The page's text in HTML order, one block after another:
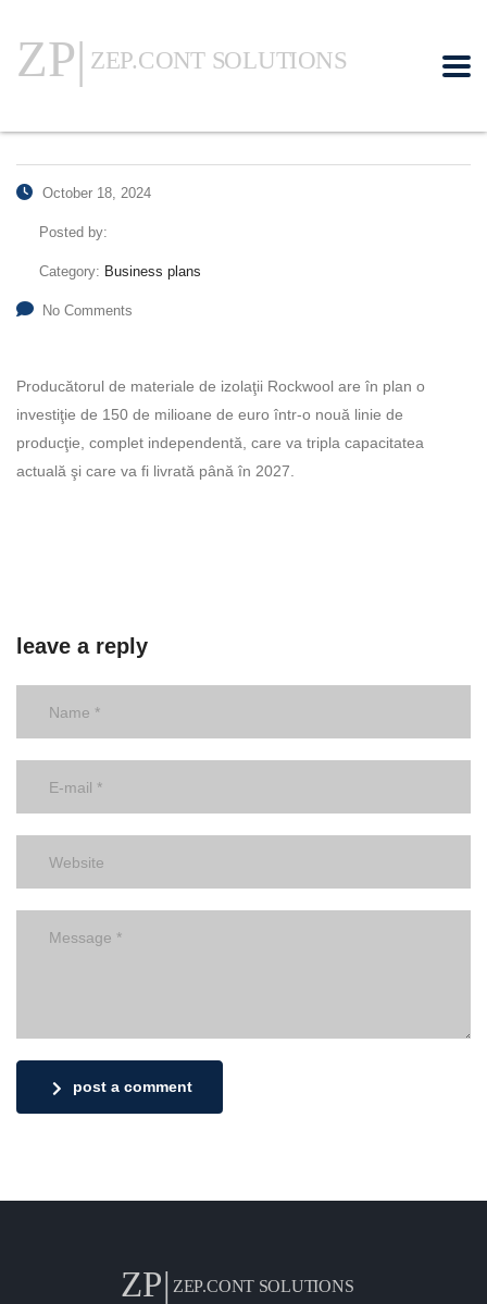
October 18, 2024
Posted by:
Category: Business plans
No Comments
Producătorul de materiale de izolaţii Rockwool are în plan o
investiţie de 150 de milioane de euro într-o nouă linie de
producţie, complet independentă, care va tripla capacitatea
actuală şi care va fi livrată până în 2027.
leave a reply
post a comment